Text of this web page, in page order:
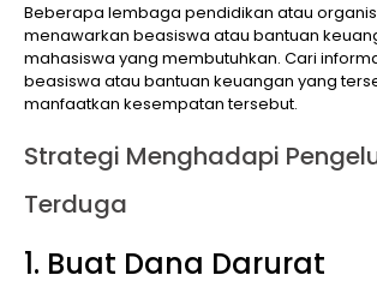
Beberapa lembaga pendidikan atau
menawarkan beasiswa atau bantuan
mahasiswa yang membutuhkan. Cari
beasiswa atau bantuan keuangan yang
manfaatkan kesempatan tersebut.
Strategi Menghadapi
Terduga
1. Buat Dana Darurat